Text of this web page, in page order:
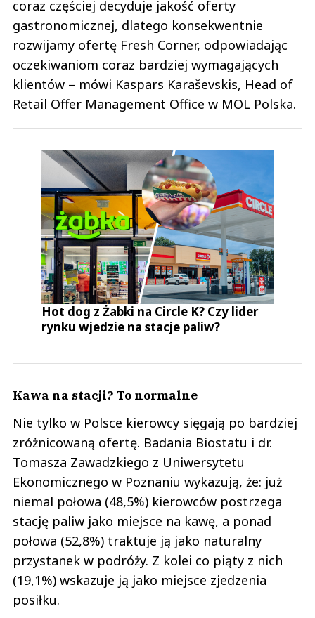
coraz częściej decyduje jakość oferty
gastronomicznej, dlatego konsekwentnie
rozwijamy ofertę Fresh Corner, odpowiadając
oczekiwaniom coraz bardziej wymagających
klientów – mówi Kaspars Karaševskis, Head of
Retail Offer Management Office w MOL Polska.
Hot dog z Żabki na Circle K? Czy lider
rynku wjedzie na stacje paliw?
Kawa na stacji? To normalne
Nie tylko w Polsce kierowcy sięgają po bardziej
zróżnicowaną ofertę. Badania Biostatu i dr.
Tomasza Zawadzkiego z Uniwersytetu
Ekonomicznego w Poznaniu wykazują, że: już
niemal połowa (48,5%) kierowców postrzega
stację paliw jako miejsce na kawę, a ponad
połowa (52,8%) traktuje ją jako naturalny
przystanek w podróży. Z kolei co piąty z nich
(19,1%) wskazuje ją jako miejsce zjedzenia
posiłku.